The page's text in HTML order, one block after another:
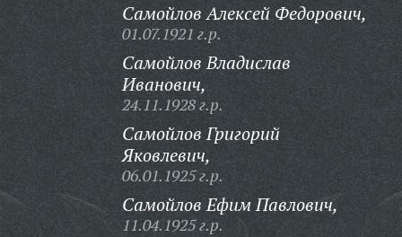
Самойлов Алексей Федорович,
01.07.1921 г.р.
Самойлов Владислав
Иванович,
24.11.1928 г.р.
Самойлов Григорий
Яковлевич,
06.01.1925 г.р.
Самойлов Ефим Павлович,
11.04.1925 г.р.